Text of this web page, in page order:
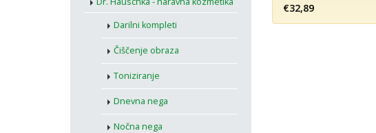
Darilni kompleti
Čiščenje obraza
Toniziranje
Dnevna nega
Nočna nega
€32,89
€20,90